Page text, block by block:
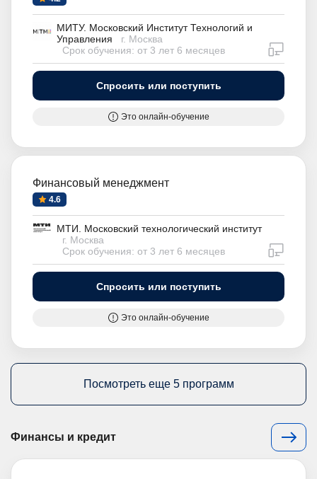
МИТУ. Московский Институт Технологий и
Управления
г. Москва
Срок обучения: от 3 лет 6 месяцев
Спросить или поступить
Это онлайн-обучение
Финансовый менеджмент
4.6
МТИ. Московский технологический институт
г. Москва
Срок обучения: от 3 лет 6 месяцев
Спросить или поступить
Это онлайн-обучение
Посмотреть еще 5 программ
Финансы и кредит